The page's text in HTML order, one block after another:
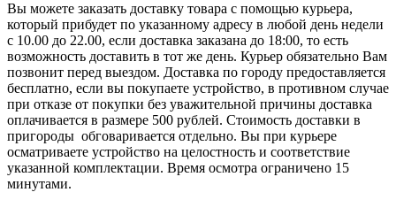
Вы можете заказать доставку товара с помощью курьера,
который прибудет по указанному адресу в любой день недели
с 10.00 до 22.00, если доставка заказана до 18:00, то есть
возможность доставить в тот же день. Курьер обязательно Вам
позвонит перед выездом. Доставка по городу предоставляется
бесплатно, если вы покупаете устройство, в противном случае
при отказе от покупки без уважительной причины доставка
оплачивается в размере 500 рублей. Стоимость доставки в
пригороды обговаривается отдельно. Вы при курьере
осматриваете устройство на целостность и соответствие
указанной комплектации. Время осмотра ограничено 15
минутами.